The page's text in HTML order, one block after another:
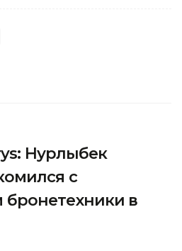
Нурлыбек
с
бронетехники в